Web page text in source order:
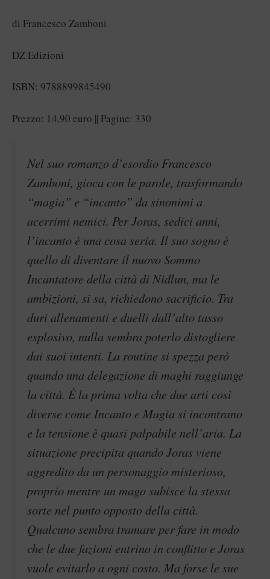
di Francesco Zamboni
DZ Edizioni
ISBN: 9788899845490
Prezzo: 14,90 euro || Pagine: 330
Nel suo romanzo d’esordio Francesco
Zamboni, gioca con le parole, trasformando
“magia” e “incanto” da sinonimi a
acerrimi nemici. Per Joras, sedici anni,
l’incanto è una cosa seria. Il suo sogno è
quello di diventare il nuovo Sommo
Incantatore della città di Nidlun, ma le
ambizioni, si sa, richiedono sacrificio. Tra
duri allenamenti e duelli dall’alto tasso
esplosivo, nulla sembra poterlo distogliere
dai suoi intenti. La routine si spezza però
quando una delegazione di maghi raggiunge
la città. È la prima volta che due arti così
diverse come Incanto e Magia si incontrano
e la tensione è quasi palpabile nell’aria. La
situazione precipita quando Joras viene
aggredito da un personaggio misterioso,
proprio mentre un mago subisce la stessa
sorte nel punto opposto della città.
Qualcuno sembra tramare per fare in modo
che le due fazioni entrino in conflitto e Joras
vuole evitarlo a ogni costo. Ma forse le sue